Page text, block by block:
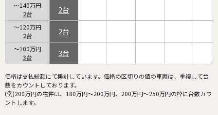
～140万円
2
2
～120万円
2
2
～100万円
3
3
価格は支払総額にて集計しています。価格の区切りの値の車両は、重複して台
数をカウントしております。
(例)200万円の物件は、180万円～200万円、200万円～250万円の枠に台数カウ
ントします。